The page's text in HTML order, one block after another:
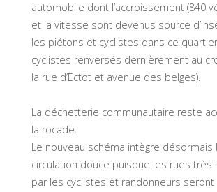
automobile dont l’accroissement (840
et la vitesse sont devenus source
les piétons et cyclistes dans ce
cyclistes renversés dernièrement au
la rue d’Ectot et avenue des belges).
La déchetterie communautaire reste
la rocade.
Le nouveau schéma intègre désormais
circulation douce puisque les rues très
par les cyclistes et randonneurs seront